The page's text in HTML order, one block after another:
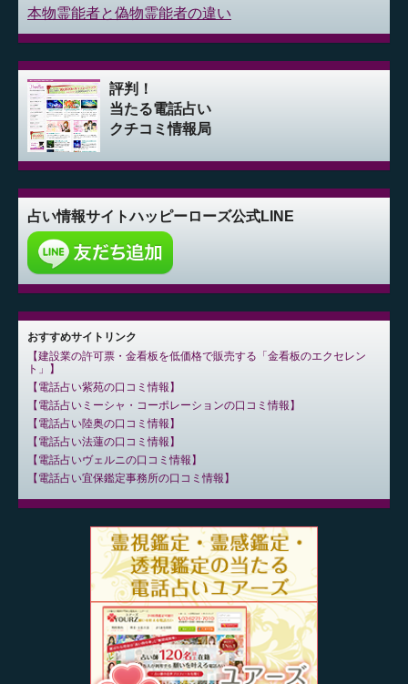
本物霊能者と偽物霊能者の違い
評判！
当たる電話占い
クチコミ情報局
占い情報サイトハッピーローズ公式LINE
おすすめサイトリンク
建設業の許可票・金看板を低価格で販売する「金看板のエクセレン
ト」
電話占い紫苑の口コミ情報
電話占いミーシャ・コーポレーションの口コミ情報
電話占い陸奥の口コミ情報
電話占い法蓮の口コミ情報
電話占いヴェルニの口コミ情報
電話占い宜保鑑定事務所の口コミ情報